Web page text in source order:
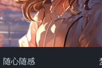
随心随感